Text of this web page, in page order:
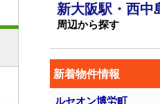
新大阪駅・西中
周辺から探す
新着物件情報
ルセオン博労町